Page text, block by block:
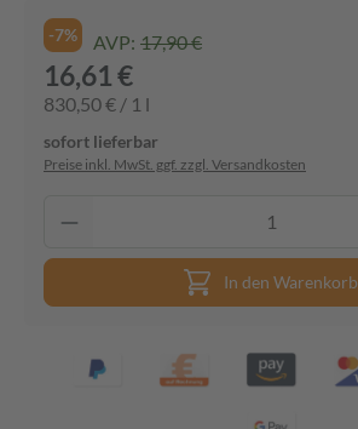
-7% AVP: 17,90 €
16,61 €
830,50 € / 1 l
sofort lieferbar
Preise inkl. MwSt. ggf. zzgl. Versandkosten
In den Warenkorb